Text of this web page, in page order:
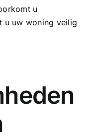
u
u uw woning veilig